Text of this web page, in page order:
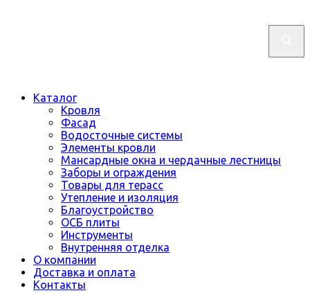
Каталог
Кровля
Фасад
Водосточные системы
Элементы кровли
Мансардные окна и чердачные лестницы
Заборы и ограждения
Товары для терасс
Утепление и изоляция
Благоустройство
ОСБ плиты
Инструменты
Внутренняя отделка
О компании
Доставка и оплата
Контакты